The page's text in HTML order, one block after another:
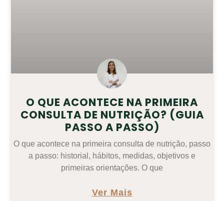
O QUE ACONTECE NA PRIMEIRA
CONSULTA DE NUTRIÇÃO? (GUIA
PASSO A PASSO)
O que acontece na primeira consulta de nutrição, passo
a passo: historial, hábitos, medidas, objetivos e
primeiras orientações. O que
Ver Mais